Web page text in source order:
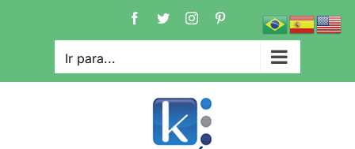
conteúdo
Facebook
TwitterInstagramPinterest
Ir para...